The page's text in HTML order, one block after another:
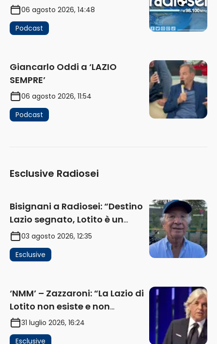
06 agosto 2026, 14:48
Podcast
Giancarlo Oddi a ‘LAZIO
SEMPRE’
06 agosto 2026, 11:54
Podcast
Esclusive Radiosei
Bisignani a Radiosei: “Destino
Lazio segnato, Lotito è un
problema, la chiave sono
Flaminio e politica. La protesta
e gli interessi dei fondi”
03 agosto 2026, 12:35
Esclusive
‘NMM’ – Zazzaroni: “La Lazio di
Lotito non esiste e non
funziona più. E’ ora di lasciare,
ma lui non ascolta. Pignataro?
31 luglio 2026, 16:24
Esclusive